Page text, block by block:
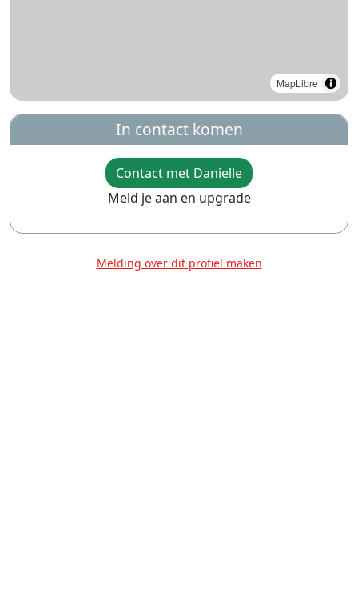
MapLibre
In contact komen
Contact met Danielle
Meld je aan en upgrade
Melding over dit profiel maken